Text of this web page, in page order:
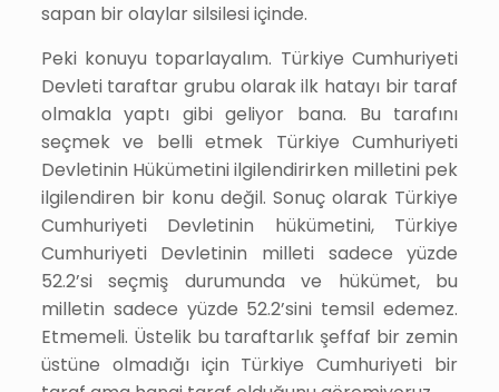
sapan bir olaylar silsilesi içinde.
Peki konuyu toparlayalım. Türkiye Cumhuriyeti
Devleti taraftar grubu olarak ilk hatayı bir taraf
olmakla yaptı gibi geliyor bana. Bu tarafını
seçmek ve belli etmek Türkiye Cumhuriyeti
Devletinin Hükümetini ilgilendirirken milletini pek
ilgilendiren bir konu değil. Sonuç olarak Türkiye
Cumhuriyeti Devletinin hükümetini, Türkiye
Cumhuriyeti Devletinin milleti sadece yüzde
52.2’si seçmiş durumunda ve hükümet, bu
milletin sadece yüzde 52.2’sini temsil edemez.
Etmemeli. Üstelik bu taraftarlık şeffaf bir zemin
üstüne olmadığı için Türkiye Cumhuriyeti bir